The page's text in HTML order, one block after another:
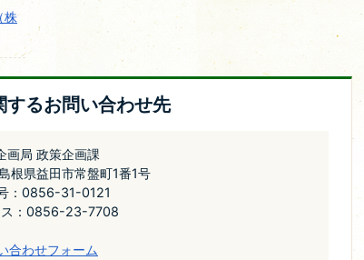
株
するお問い合わせ先
画局 政策企画課
根県益田市常盤町1番1号
：0856-31-0121
ス：0856-23-7708
合わせフォーム